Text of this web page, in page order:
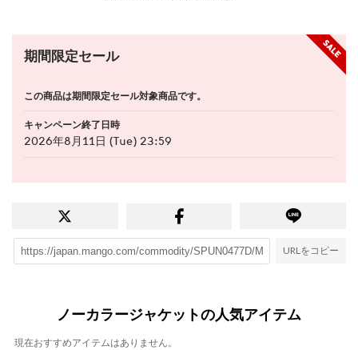
期間限定セール
この商品は期間限定セール対象商品です。
キャンペーン終了日時
2026年8月11日 (Tue) 23:59
URLをコピー
ノーカラージャケットの人気アイテム
現在おすすめアイテムはありません。